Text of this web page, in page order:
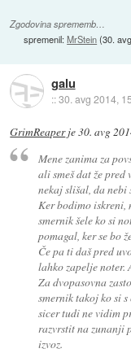
Zgodovina sprememb…
spremenil:MrStein(30.
galu
::30. avg 2014,
GrimReaperje30. avg
Mene zanima za
ali smeš dat že pred
nekaj slišal, da nebi
Ker bodimo iskreni,
smernik šele ko si
pomagal, ker se bo
Če pa ti daš pred
lahko zapelje noter.
Za dvopasovna
smernik takoj ko si
sicer tudi ne vidim
razvrstit na zunanji
izvoz.